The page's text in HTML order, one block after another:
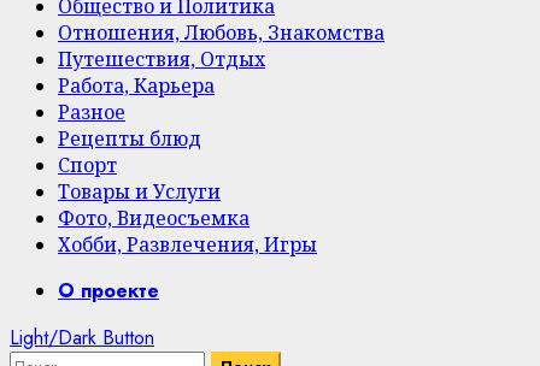
Общество и Политика
Отношения, Любовь, Знакомства
Путешествия, Отдых
Работа, Карьера
Разное
Рецепты блюд
Спорт
Товары и Услуги
Фото, Видеосъемка
Хобби, Развлечения, Игры
PrimaryО проекте
Light/Dark Button